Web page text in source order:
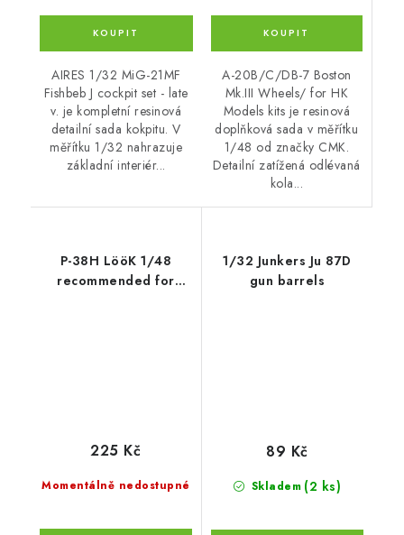
AIRES 1/32 MiG-21MF
Fishbeb J cockpit set - late
v. je kompletní resinová
detailní sada kokpitu. V
měřítku 1/32 nahrazuje
základní interiér...
A-20B/C/DB-7 Boston
Mk.III Wheels/ for HK
Models kits je resinová
doplňková sada v měřítku
1/48 od značky CMK.
Detailní zatížená odlévaná
kola...
P-38H LööK 1/48
recommended for
Momentálně nedostupné
225 Kč
1/32 Junkers Ju 87D
gun barrels
Skladem (2 ks)
89 Kč